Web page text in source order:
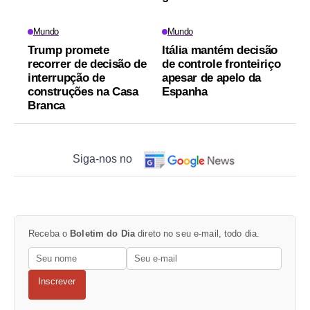
Mundo
Trump promete
recorrer de decisão de
interrupção de
construções na Casa
Branca
Mundo
Itália mantém decisão
de controle fronteiriço
apesar de apelo da
Espanha
Siga-nos no
Receba o Boletim do Diadireto no seu e-mail, todo dia.
Inscrever